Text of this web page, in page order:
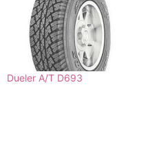
Dueler A/T D693